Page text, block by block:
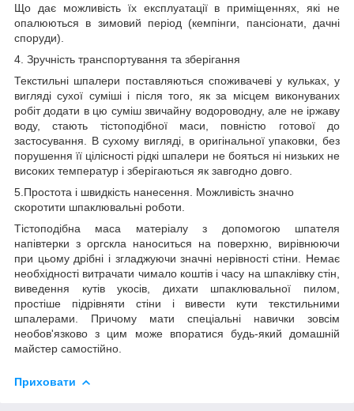
Що дає можливість їх експлуатації в приміщеннях, які не
опалюються в зимовий період (кемпінги, пансіонати, дачні
споруди).
4. Зручність транспортування та зберігання
Текстильні шпалери поставляються споживачеві у кульках, у
вигляді сухої суміші і після того, як за місцем виконуваних
робіт додати в цю суміш звичайну водороводну, але не іржаву
воду, стають тістоподібної маси, повністю готової до
застосування. В сухому вигляді, в оригінальної упаковки, без
порушення її цілісності рідкі шпалери не бояться ні низьких не
високих температур і зберігаються як завгодно довго.
5.Простота і швидкість нанесення. Можливість значно
скоротити шпаклювальні роботи.
Тістоподібна маса матеріалу з допомогою шпателя
напівтерки з оргскла наноситься на поверхню, вирівнюючи
при цьому дрібні і згладжуючи значні нерівності стіни. Немає
необхідності витрачати чимало коштів і часу на шпаклівку стін,
виведення кутів укосів, дихати шпаклювальної пилом,
простіше підрівняти стіни і вивести кути текстильними
шпалерами. Причому мати спеціальні навички зовсім
необов'язково з цим може впоратися будь-який домашній
майстер самостійно.
Приховати